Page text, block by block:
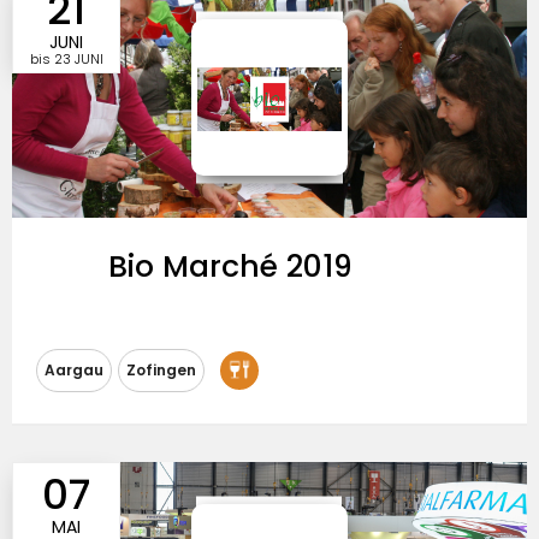
JUNI
bis 23 JUNI
Bio Marché 2019
Aargau Zofingen
Messeausrichtung Besucherzulassung
07
MAI